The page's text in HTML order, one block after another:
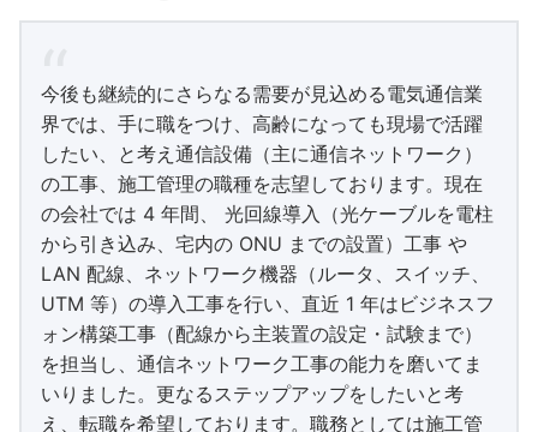
今後も継続的にさらなる需要が見込める電気通信業
界では、手に職をつけ、高齢になっても現場で活躍
したい、と考え通信設備（主に通信ネットワーク）
の工事、施工管理の職種を志望しております。現在
の会社では 4 年間、 光回線導入（光ケーブルを電柱
から引き込み、宅内の ONU までの設置）工事 や
LAN 配線、ネットワーク機器（ルータ、スイッチ、
UTM 等）の導入工事を行い、直近 1 年はビジネスフ
ォン構築工事（配線から主装置の設定・試験まで）
を担当し、通信ネットワーク工事の能力を磨いてま
いりました。更なるステップアップをしたいと考
え、転職を希望しております。職務としては施工管